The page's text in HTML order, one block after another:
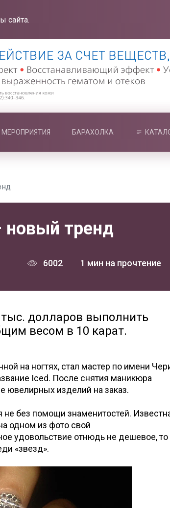
сайта.
МЕРОПРИЯТИЯ БАРАХОЛКА
тренд
6002 1 мин на прочтение
тыс. долларов выполнить
весом в 10 карат.
на ногтях, стал мастер по имени
Iced. После снятия маникюра
ювелирных изделий на заказ.
без помощи знаменитостей.
одном из фото свой
удовольствие отнюдь не дешевое, то
«звезд».